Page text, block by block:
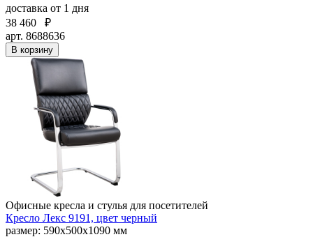
доставка от 1 дня
38 460
₽
арт. 8688636
В корзину
Офисные кресла и стулья для посетителей
Кресло Лекс 9191, цвет черный
размер: 590х500х1090 мм